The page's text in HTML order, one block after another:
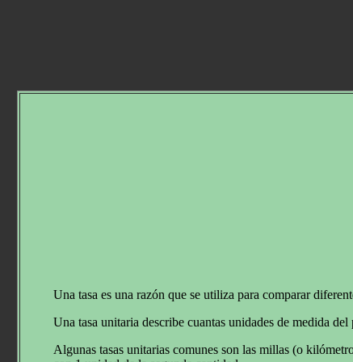
Una tasa es una razón que se utiliza para comparar
Una tasa unitaria describe cuantas unidades de medida
Algunas tasas unitarias comunes son las millas (o